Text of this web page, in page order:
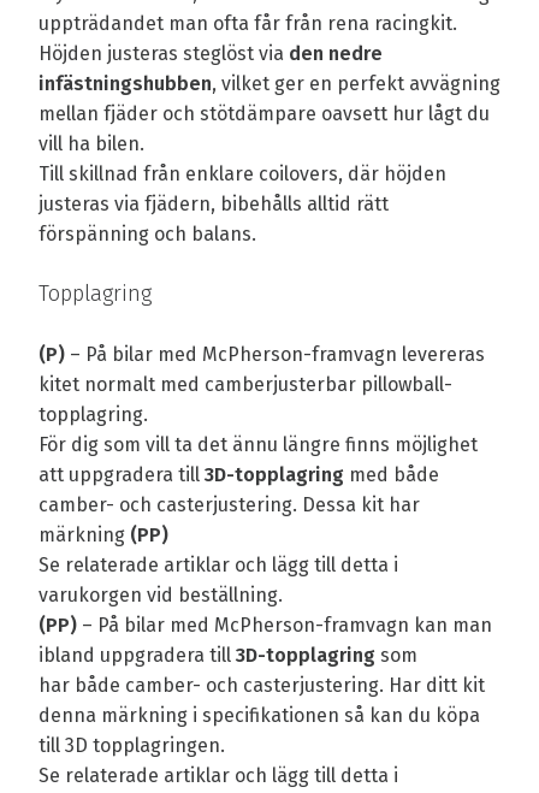
uppträdandet man ofta får från rena racingkit.
Höjden justeras steglöst via den nedre
infästningshubben, vilket ger en perfekt avvägning
mellan fjäder och stötdämpare oavsett hur lågt du
vill ha bilen.
Till skillnad från enklare coilovers, där höjden
justeras via fjädern, bibehålls alltid rätt
förspänning och balans.
Topplagring
(P) – På bilar med McPherson-framvagn levereras
kitet normalt med camberjusterbar pillowball-
topplagring.
För dig som vill ta det ännu längre finns möjlighet
att uppgradera till 3D-topplagring med både
camber- och casterjustering. Dessa kit har
märkning (PP)
Se relaterade artiklar och lägg till detta i
varukorgen vid beställning.
(PP) – På bilar med McPherson-framvagn kan man
ibland uppgradera till 3D-topplagring som
har både camber- och casterjustering. Har ditt kit
denna märkning i specifikationen så kan du köpa
till 3D topplagringen.
Se relaterade artiklar och lägg till detta i